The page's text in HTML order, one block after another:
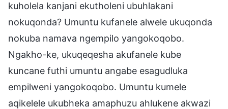
kuholela kanjani ekutholeni ubuhlakani
nokuqonda? Umuntu kufanele alwele ukuqonda
nokuba namava ngempilo yangokoqobo.
Ngakho-ke, ukuqeqesha akufanele kube
kuncane futhi umuntu angabe esagudluka
empilweni yangokoqobo. Umuntu kumele
aqikelele ukubheka amaphuzu ahlukene akwazi